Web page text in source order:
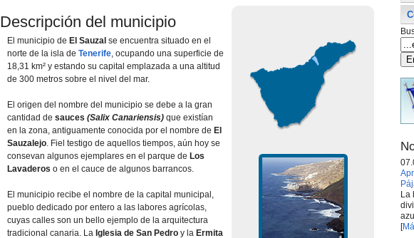
Descripción del municipio
El municipio de El Sauzal se encuentra situado en el
norte de la isla de Tenerife, ocupando una superficie de
18,31 km² y estando su capital emplazada a una altitud
de 300 metros sobre el nivel del mar.
El origen del nombre del municipio se debe a la gran
cantidad de sauces (Salix Canariensis) que existían
en la zona, antiguamente conocida por el nombre de El
Sauzalejo. Fiel testigo de aquellos tiempos, aún hoy se
consevan algunos ejemplares en el parque de Los
Lavaderos o en el cauce de algunos barrancos.
El municipio recibe el nombre de la capital municipal,
pueblo dedicado por entero a las labores agrícolas,
cuyas calles son un bello ejemplo de la arquitectura
tradicional canaria. La Iglesia de San Pedro y la Ermita
La
[